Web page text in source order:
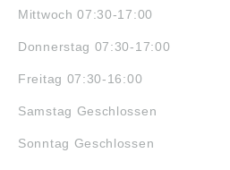
Mittwoch 07:30-17:00
Donnerstag 07:30-17:00
Freitag 07:30-16:00
Samstag Geschlossen
Sonntag Geschlossen